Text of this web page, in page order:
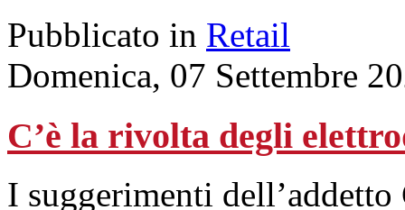
Pubblicato in Retail
Domenica, 07 Settembre
C’è la rivolta degli
I suggerimenti